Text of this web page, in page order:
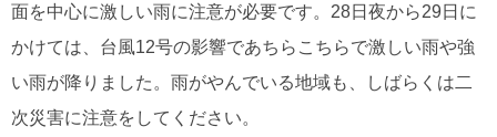
面を中心に激しい雨に注意が必要です。28日夜から29日に
かけては、台風12号の影響であちらこちらで激しい雨や強
い雨が降りました。雨がやんでいる地域も、しばらくは二
次災害に注意をしてください。